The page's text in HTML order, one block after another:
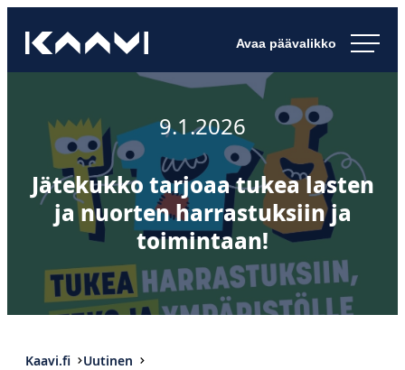
suoraan
sisältöön
Kaavin kunta
9.1.2026
Jätekukko tarjoaa tukea lasten
ja nuorten harrastuksiin ja
toimintaan!
Kaavi.fi
Uutinen